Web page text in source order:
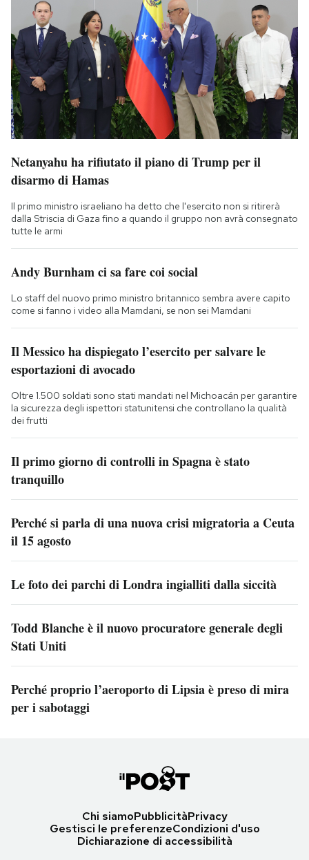
Netanyahu ha rifiutato il piano di Trump per il
disarmo di Hamas
Il primo ministro israeliano ha detto che l'esercito non si ritirerà
dalla Striscia di Gaza fino a quando il gruppo non avrà consegnato
tutte le armi
Andy Burnham ci sa fare coi social
Lo staff del nuovo primo ministro britannico sembra avere capito
come si fanno i video alla Mamdani, se non sei Mamdani
Il Messico ha dispiegato l’esercito per salvare le
esportazioni di avocado
Oltre 1.500 soldati sono stati mandati nel Michoacán per garantire
la sicurezza degli ispettori statunitensi che controllano la qualità
dei frutti
Il primo giorno di controlli in Spagna è stato
tranquillo
Perché si parla di una nuova crisi migratoria a Ceuta
il 15 agosto
Le foto dei parchi di Londra ingialliti dalla siccità
Todd Blanche è il nuovo procuratore generale degli
Stati Uniti
Perché proprio l’aeroporto di Lipsia è preso di mira
per i sabotaggi
Chi siamoPubblicitàPrivacy
Gestisci le preferenzeCondizioni d'uso
Dichiarazione di accessibilità